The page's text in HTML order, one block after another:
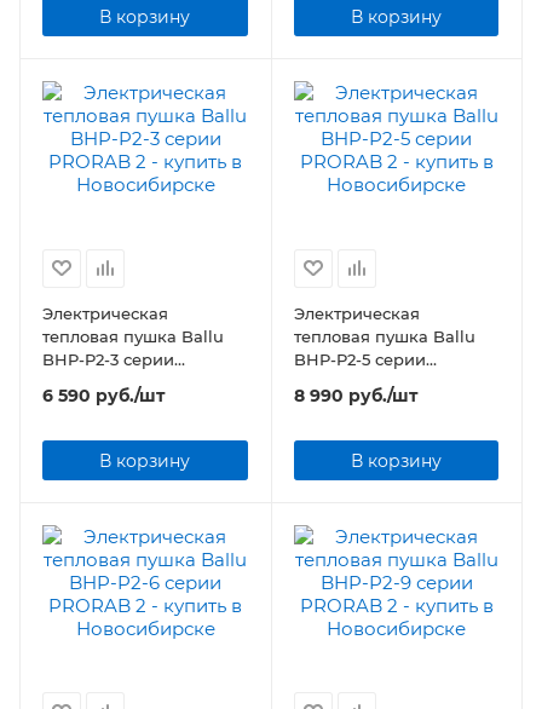
В корзину В корзину
Электрическая
тепловая пушка Ballu
BHP-P2-3 серии
6 590 руб./шт
В корзину
Электрическая
тепловая пушка Ballu
BHP-P2-5 серии
8 990 руб./шт
В корзину